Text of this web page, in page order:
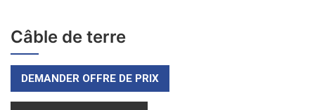
Câble de terre
DEMANDER OFFRE DE PRIX